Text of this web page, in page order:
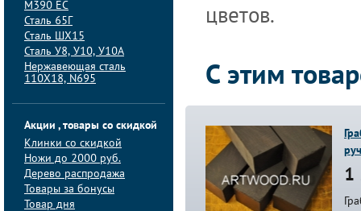
M390 ЕС
Сталь 65Г
Сталь ШХ15
Сталь У8, У10, У10А
Нержавеющая сталь
110Х18, N695
Акции , товары со скидкой
Клинки со скидкой
Ножи до 2000 руб.
Дерево распродажа
Товары за бонусы
Товар дня
цветов.
С этим
1